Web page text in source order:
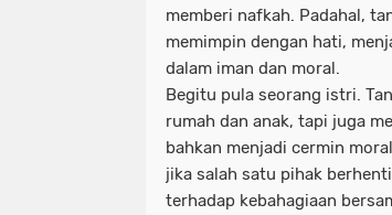
memberi nafkah. Padahal,
memimpin dengan hati,
dalam iman dan moral.
Begitu pula seorang istri.
rumah dan anak, tapi juga
bahkan menjadi cermin
jika salah satu pihak
terhadap kebahagiaan